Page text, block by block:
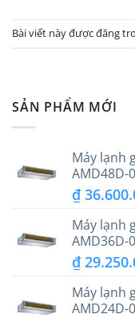
Bài viết này được đăng
SẢN PHẨM MỚI
Máy lạnh
AMD48D-
₫
Máy lạnh
AMD36D-
₫
Máy lạnh
AMD24D-